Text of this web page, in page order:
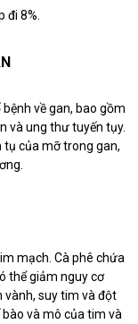
8%.
về gan, bao gồm
và ung thư tuyến tụy.
tụ của mỡ trong gan,
mạch. Cà phê chứa
thể giảm nguy cơ
vành, suy tim và đột
và mô của tim và